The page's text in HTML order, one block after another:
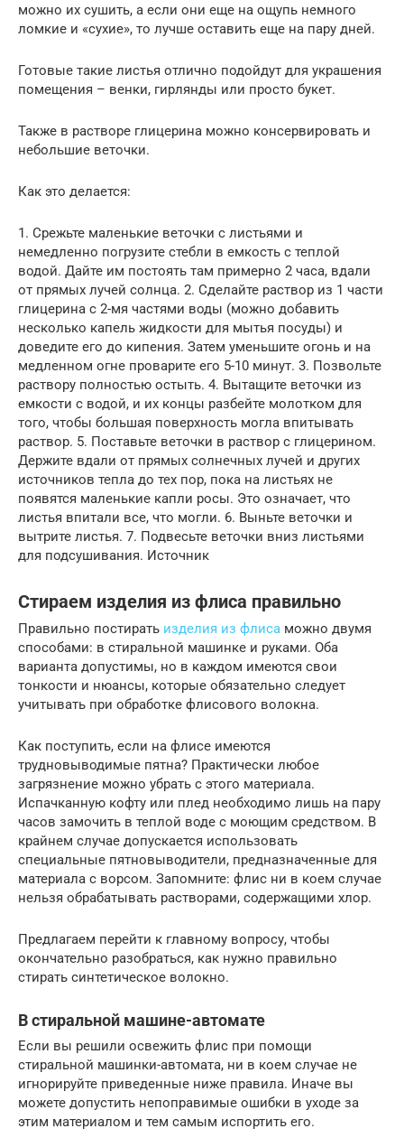
можно их сушить, а если они еще на ощупь немного
ломкие и «сухие», то лучше оставить еще на пару дней.
Готовые такие листья отлично подойдут для украшения
помещения – венки, гирлянды или просто букет.
Также в растворе глицерина можно консервировать и
небольшие веточки.
Как это делается:
1. Срежьте маленькие веточки с листьями и
немедленно погрузите стебли в емкость с теплой
водой. Дайте им постоять там примерно 2 часа, вдали
от прямых лучей солнца. 2. Сделайте раствор из 1 части
глицерина с 2-мя частями воды (можно добавить
несколько капель жидкости для мытья посуды) и
доведите его до кипения. Затем уменьшите огонь и на
медленном огне проварите его 5-10 минут. 3. Позвольте
раствору полностью остыть. 4. Вытащите веточки из
емкости с водой, и их концы разбейте молотком для
того, чтобы большая поверхность могла впитывать
раствор. 5. Поставьте веточки в раствор с глицерином.
Держите вдали от прямых солнечных лучей и других
источников тепла до тех пор, пока на листьях не
появятся маленькие капли росы. Это означает, что
листья впитали все, что могли. 6. Выньте веточки и
вытрите листья. 7. Подвесьте веточки вниз листьями
для подсушивания. Источник
Стираем изделия из флиса правильно
Правильно постирать изделия из флиса можно двумя
способами: в стиральной машинке и руками. Оба
варианта допустимы, но в каждом имеются свои
тонкости и нюансы, которые обязательно следует
учитывать при обработке флисового волокна.
Как поступить, если на флисе имеются
трудновыводимые пятна? Практически любое
загрязнение можно убрать с этого материала.
Испачканную кофту или плед необходимо лишь на пару
часов замочить в теплой воде с моющим средством. В
крайнем случае допускается использовать
специальные пятновыводители, предназначенные для
материала с ворсом. Запомните: флис ни в коем случае
нельзя обрабатывать растворами, содержащими хлор.
Предлагаем перейти к главному вопросу, чтобы
окончательно разобраться, как нужно правильно
стирать синтетическое волокно.
В стиральной машине-автомате
Если вы решили освежить флис при помощи
стиральной машинки-автомата, ни в коем случае не
игнорируйте приведенные ниже правила. Иначе вы
можете допустить непоправимые ошибки в уходе за
этим материалом и тем самым испортить его.